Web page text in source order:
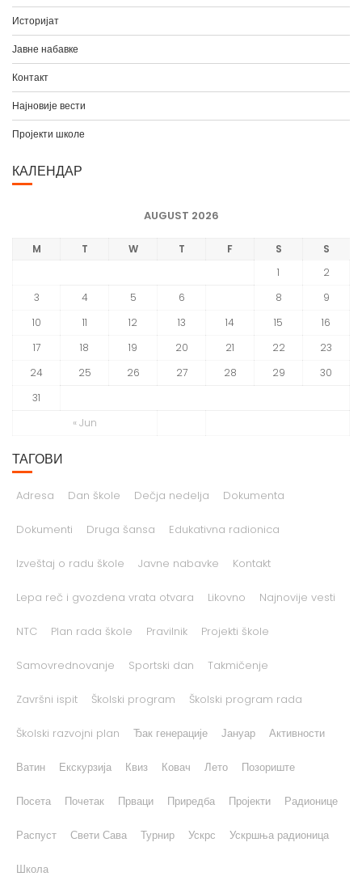
Историјат
Јавне набавке
Контакт
Најновије вести
Пројекти школе
КАЛЕНДАР
AUGUST 2026
M T W T F S S
« Jun
1
2
3
4 5 6 8
9
10
11 12 13 14 15
16
17
18 19 20 21 22
23
24
25 26 27 28 29
30
31
ТАГОВИ
Adresa Dan škole Dečja nedelja Dokumenta
Dokumenti Druga šansa Edukativna radionica
Izveštaj o radu škole Javne nabavke Kontakt
Lepa reč i gvozdena vrata otvara Likovno Najnovije vesti
NTC Plan rada škole Pravilnik Projekti škole
Samovrednovanje Sportski dan Takmičenje
Završni ispit Školski program Školski program rada
Školski razvojni plan Ђак генерације Јануар Активности
Ватин Екскурзија Квиз Ковач Лето Позориште
Посета Почетак Прваци Приредба Пројекти Радионице
Распуст Свети Сава Турнир Ускрс Ускршња радионица
Школа